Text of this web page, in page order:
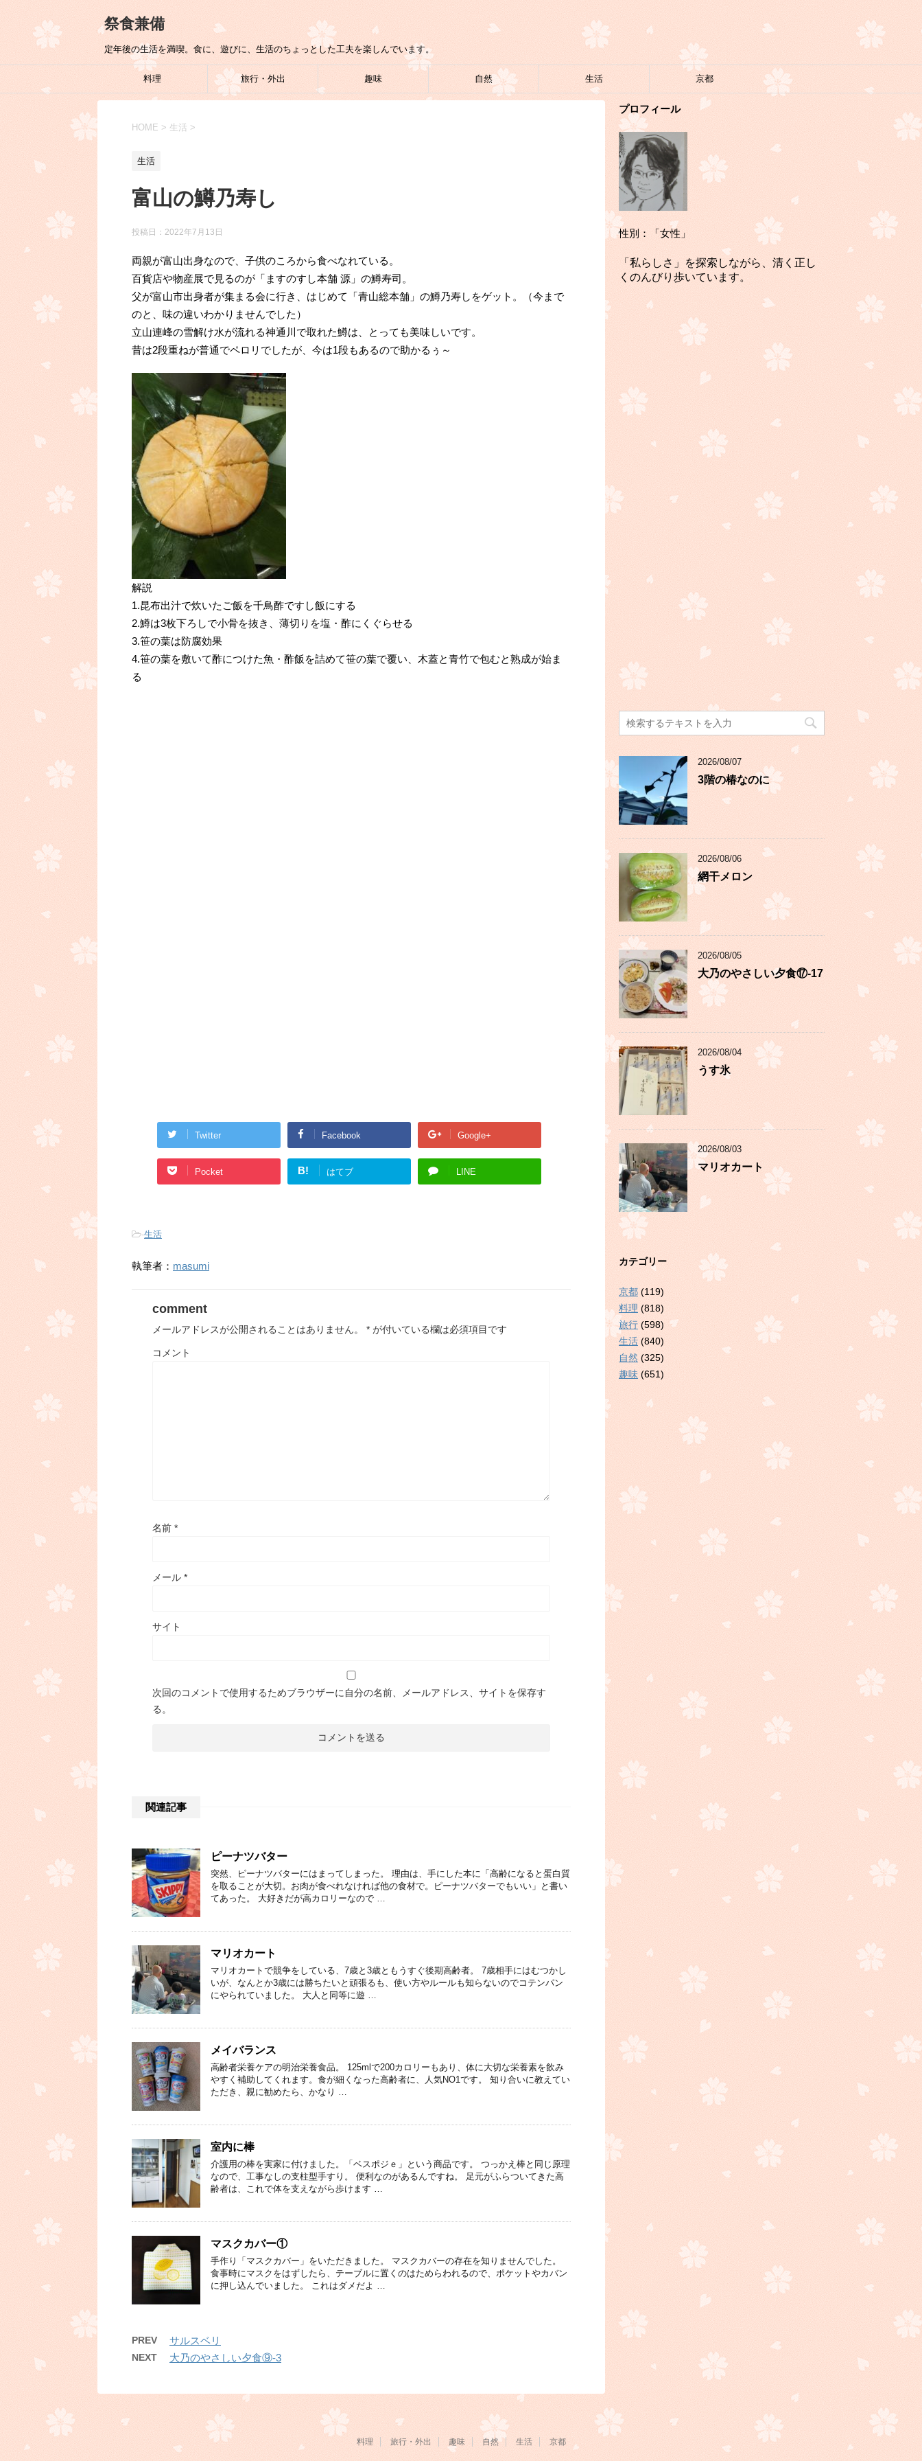
祭食兼備
定年後の生活を満喫。食に、遊びに、生活のちょっとした工夫を楽しんでいます。
料理 旅行・外出 趣味 自然 生活 京都
HOME > 生活 >
生活
富山の鱒乃寿し
投稿日： 2022年7月13日
両親が富山出身なので、子供のころから食べなれている。
百貨店や物産展で見るのが「ますのすし本舗 源」の鱒寿司。
父が富山市出身者が集まる会に行き、はじめて「青山総本舗」の鱒乃寿しをゲット。（今まで
のと、味の違いわかりませんでした）
立山連峰の雪解け水が流れる神通川で取れた鱒は、とっても美味しいです。
昔は2段重ねが普通でペロリでしたが、今は1段もあるので助かるぅ～
解説
1.昆布出汁で炊いたご飯を千鳥酢ですし飯にする
2.鱒は3枚下ろしで小骨を抜き、薄切りを塩・酢にくぐらせる
3.笹の葉は防腐効果
4.笹の葉を敷いて酢につけた魚・酢飯を詰めて笹の葉で覆い、木蓋と青竹で包むと熟成が始ま
る
Twitter Facebook Google+
Pocket B! はてブ LINE
-生活
執筆者： masumi
comment
メールアドレスが公開されることはありません。 * が付いている欄は必須項目です
コメント
名前 *
メール *
サイト
次回のコメントで使用するためブラウザーに自分の名前、メールアドレス、サイトを保存す
る。
関連記事
ピーナツバター
突然、ピーナツバターにはまってしまった。 理由は、手にした本に「高齢になると蛋白質
を取ることが大切。お肉が食べれなければ他の食材で。ピーナツバターでもいい」と書い
てあった。 大好きだが高カロリーなので …
マリオカート
マリオカートで競争をしている、7歳と3歳ともうすぐ後期高齢者。 7歳相手にはむつかし
いが、なんとか3歳には勝ちたいと頑張るも、使い方やルールも知らないのでコテンパン
にやられていました。 大人と同等に遊 …
メイバランス
高齢者栄養ケアの明治栄養食品。 125mlで200カロリーもあり、体に大切な栄養素を飲み
やすく補助してくれます。食が細くなった高齢者に、人気NO1です。 知り合いに教えてい
ただき、親に勧めたら、かなり …
室内に棒
介護用の棒を実家に付けました。「ベスポジｅ」という商品です。 つっかえ棒と同じ原理
なので、工事なしの支柱型手すり。 便利なのがあるんですね。 足元がふらついてきた高
齢者は、これで体を支えながら歩けます …
マスクカバー①
手作り「マスクカバー」をいただきました。 マスクカバーの存在を知りませんでした。
食事時にマスクをはずしたら、テーブルに置くのはためらわれるので、ポケットやカバン
に押し込んでいました。 これはダメだよ …
PREV サルスベリ
NEXT 大乃のやさしい夕食⑨-3
プロフィール
性別：「女性」
「私らしさ」を探索しながら、清く正し
くのんびり歩いています。
2026/08/07
3階の椿なのに
2026/08/06
網干メロン
2026/08/05
大乃のやさしい夕食⑰-17
2026/08/04
うす氷
2026/08/03
マリオカート
カテゴリー
京都 (119)
料理 (818)
旅行 (598)
生活 (840)
自然 (325)
趣味 (651)
料理 旅行・外出 趣味 自然 生活 京都